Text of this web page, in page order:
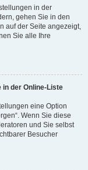
in der
gehen Sie in den
auf der Seite angezeigt,
Sie alle Ihre
in der Online-Liste
eine Option
Wenn Sie diese
und Sie selbst
Besucher